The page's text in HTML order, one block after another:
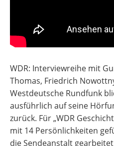
WDR: Interviewreihe mit
Thomas, Friedrich
Westdeutsche Rundfunk
ausführlich auf seine
zurück. Für „WDR
mit 14 Persönlichkeiten
die Sendeanstalt